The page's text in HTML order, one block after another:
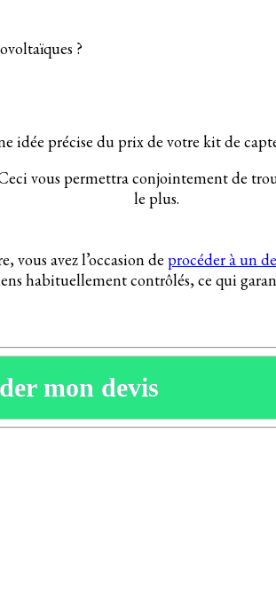
?
idée précise du prix de votre kit de
vous permettra conjointement de
le plus.
vous avez l’occasion de procéder à un
habituellement contrôlés, ce qui
mon devis